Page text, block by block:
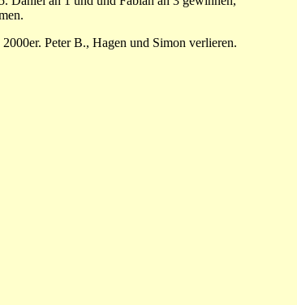
Peter B., Hagen und Simon verlieren.